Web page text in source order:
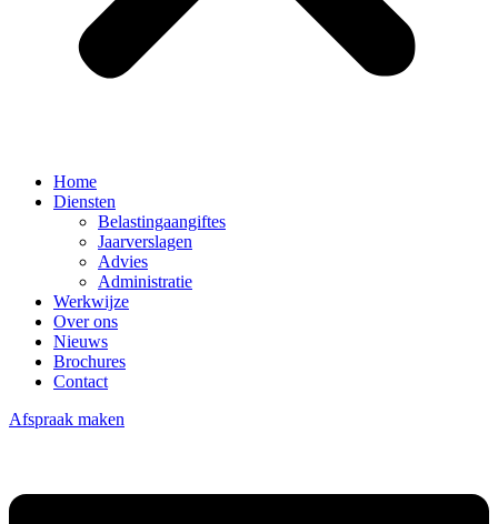
Home
Diensten
Belastingaangiftes
Jaarverslagen
Advies
Administratie
Werkwijze
Over ons
Nieuws
Brochures
Contact
Afspraak maken